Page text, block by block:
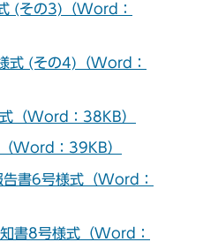
(その3)（Word：
式 (その4)（Word：
（Word：38KB）
Word：39KB）
告書6号様式（Word：
書8号様式（Word：